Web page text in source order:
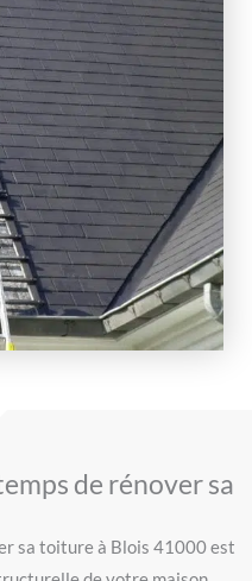
de rénover sa
sa toiture à Blois 41000 est